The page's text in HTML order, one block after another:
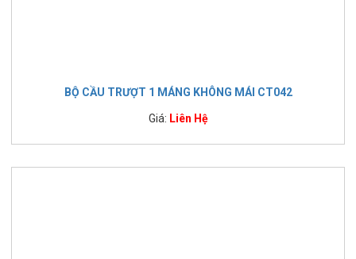
BỘ CẦU TRƯỢT 1 MÁNG KHÔNG MÁI CT042
Giá: Liên Hệ